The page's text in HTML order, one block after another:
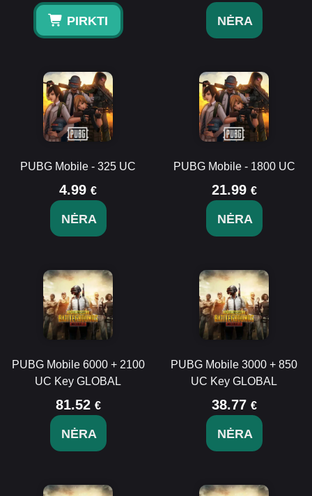
PIRKTI NĖRA
PUBG Mobile - 325 UC
4.99 €
NĖRA
PUBG Mobile - 1800 UC
21.99 €
NĖRA
PUBG Mobile 6000 + 2100
UC Key GLOBAL
81.52 €
NĖRA
PUBG Mobile 3000 + 850
UC Key GLOBAL
38.77 €
NĖRA